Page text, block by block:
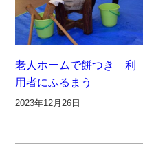
老人ホームで餅つき 利
用者にふるまう
2023年12月26日